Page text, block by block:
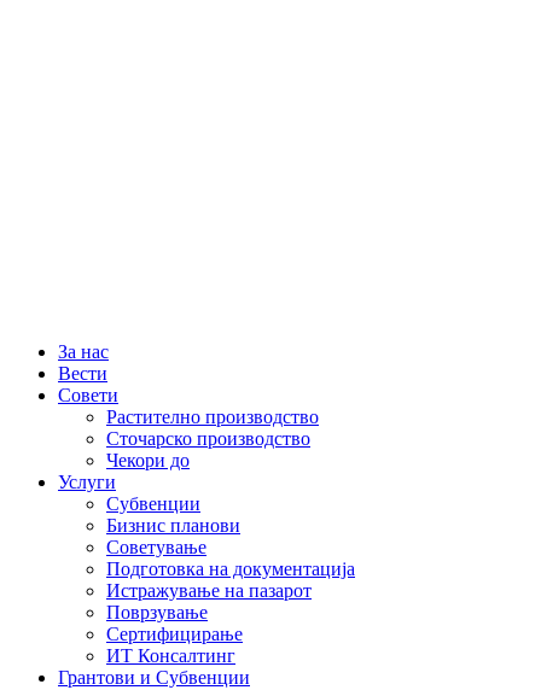
За нас
Вести
Совети
Растително производство
Сточарско производство
Чекори до
Услуги
Субвенции
Бизнис планови
Советување
Подготовка на документација
Истражување на пазарот
Поврзување
Сертифицирање
ИТ Консалтинг
Грантови и Субвенции